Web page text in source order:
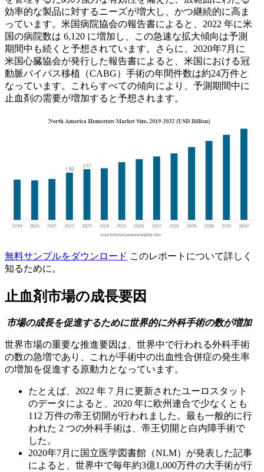
効率的な製品に対するニーズが増大し、かつ継続的に高ま
っています。米国病院協会の報告書によると、2022 年に米
国の病院数は 6,120 に増加し、この急速な拡大傾向は予測
期間中も続くと予想されています。さらに、2020年7月に
米国心臓協会が発行した報告書によると、米国における冠
動脈バイパス移植（CABG）手術の年間件数は約24万件と
なっています。これらすべての傾向により、予測期間中に
止血剤の需要が増加すると予想されます。
無料サンプルをダウンロード このレポートについて詳しく
知るために。
止血剤市場の成長要因
市場の成長を促進するために世界的に外科手術の数が増加
世界市場の重要な推進要因は、世界中で行われる外科手術
の数の急増であり、これが手術中の出血性合併症の発生率
の増加を促進する原動力となっています。
たとえば、2022 年 7 月に更新されたユーロスタット
のデータによると、2020 年に欧州連合で少なくとも
112 万件の帝王切開が行われました。最も一般的に行
われた 2 つの外科手術は、帝王切開と白内障手術で
した。
2020年7月に国立医学図書館（NLM）が発表した記事
によると、世界中で毎年約3億1,000万件の大手術が行